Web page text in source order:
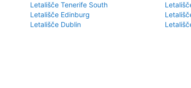
Letališče Tenerife South
Letališče Edinburg
Letališče Dublin